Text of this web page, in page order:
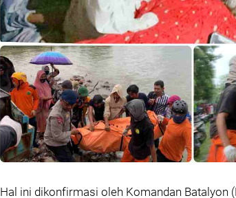
Hal ini dikonfirmasi oleh Komandan Batalyon